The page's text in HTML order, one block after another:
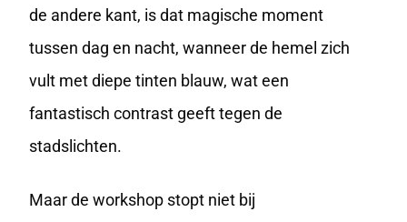
de andere kant, is dat magische moment
tussen dag en nacht, wanneer de hemel zich
vult met diepe tinten blauw, wat een
fantastisch contrast geeft tegen de
stadslichten.
Maar de workshop stopt niet bij